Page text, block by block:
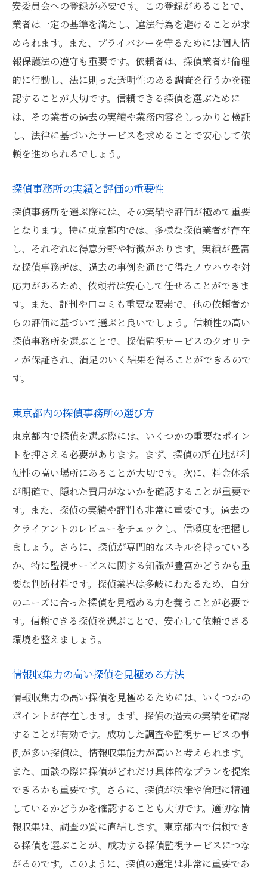
具体的な監視サービスの内容と事例
探偵の監視能力を見極めるポイント
監視サービスの質を高めるための工夫
東京都内で選ぶべき監視サービスの特徴
依頼者の目的に合った監視サービス選択法
東京都で利用可能な探偵サービス一覧
多様なサービスの中から選ぶ際のポイント
探偵業界の進化するサービスと技術
サービス選定時に考慮すべき要素
東京都での探偵サービス選びの成功例
地域特性を把握した探偵に依頼するメリットと
その理由
地域特性を活かした探偵の優れた調査能力
地域密着型探偵の強みと依頼する理由
地域に特化した探偵サービスの特徴
依頼者に寄り添う地域特性の活用法
探偵監視サービスとは東京都で最適な探偵を見
つける方法
探偵監視サービスの概要と利用方法
東京都で最適な探偵を選ぶステップ
探偵選びに必要な情報収集の方法
最適な探偵を見つけるための比較ポイント
探偵選びで重視すべき要素とは
東京都の探偵選びで失敗しないために
安委員会への登録が必要です。この登録があることで、
業者は一定の基準を満たし、違法行為を避けることが求
められます。また、プライバシーを守るためには個人情
報保護法の遵守も重要です。依頼者は、探偵業者が倫理
的に行動し、法に則った透明性のある調査を行うかを確
認することが大切です。信頼できる探偵を選ぶために
は、その業者の過去の実績や業務内容をしっかりと検証
し、法律に基づいたサービスを求めることで安心して依
頼を進められるでしょう。
探偵事務所の実績と評価の重要性
探偵事務所を選ぶ際には、その実績や評価が極めて重要
となります。特に東京都内では、多様な探偵業者が存在
し、それぞれに得意分野や特徴があります。実績が豊富
な探偵事務所は、過去の事例を通じて得たノウハウや対
応力があるため、依頼者は安心して任せることができま
す。また、評判や口コミも重要な要素で、他の依頼者か
らの評価に基づいて選ぶと良いでしょう。信頼性の高い
探偵事務所を選ぶことで、探偵監視サービスのクオリテ
ィが保証され、満足のいく結果を得ることができるので
す。
東京都内の探偵事務所の選び方
東京都内で探偵を選ぶ際には、いくつかの重要なポイン
トを押さえる必要があります。まず、探偵の所在地が利
便性の高い場所にあることが大切です。次に、料金体系
が明確で、隠れた費用がないかを確認することが重要で
す。また、探偵の実績や評判も非常に重要です。過去の
クライアントのレビューをチェックし、信頼度を把握し
ましょう。さらに、探偵が専門的なスキルを持っている
か、特に監視サービスに関する知識が豊富かどうかも重
要な判断材料です。探偵業界は多岐にわたるため、自分
のニーズに合った探偵を見極める力を養うことが必要で
す。信頼できる探偵を選ぶことで、安心して依頼できる
環境を整えましょう。
情報収集力の高い探偵を見極める方法
情報収集力の高い探偵を見極めるためには、いくつかの
ポイントが存在します。まず、探偵の過去の実績を確認
することが有効です。成功した調査や監視サービスの事
例が多い探偵は、情報収集能力が高いと考えられます。
また、面談の際に探偵がどれだけ具体的なプランを提案
できるかも重要です。さらに、探偵が法律や倫理に精通
しているかどうかを確認することも大切です。適切な情
報収集は、調査の質に直結します。東京都内で信頼でき
る探偵を選ぶことが、成功する探偵監視サービスにつな
がるのです。このように、探偵の選定は非常に重要であ